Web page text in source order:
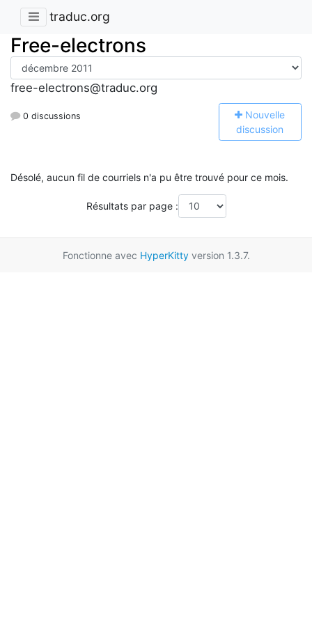
traduc.org
Free-electrons
free-electrons@traduc.org
0 discussions Nouvelle
discussion
Désolé, aucun fil de courriels n'a pu être trouvé pour ce mois.
Résultats par page :
Fonctionne avec HyperKittyversion 1.3.7.